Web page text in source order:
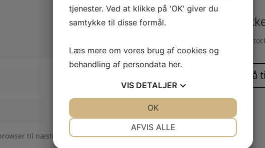
til næste gang jeg kommenterer.
tjenester. Ved at klikke på 'OK' giver du
samtykke til disse formål.
Læs mere om vores brug af cookies og
behandling af persondata her.
VIS DETALJER
AFVIS ALLE
OK